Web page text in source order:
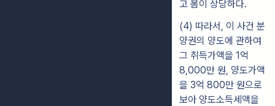
고 봄이 상당하다.
(4) 따라서, 이 사건 분
양권의 양도에 관하여
그 취득가액을 1억
8,000만 원, 양도가액
을 3억 800만 원으로
보아 양도소득세액을